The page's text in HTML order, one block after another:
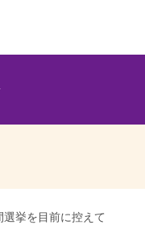
選挙を目前に控えて